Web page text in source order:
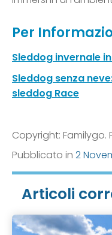
Per
Sleddog invernale
Sleddog senza
sleddog Race
Copyright: Familygo.
Pubblicato in 2
Articoli